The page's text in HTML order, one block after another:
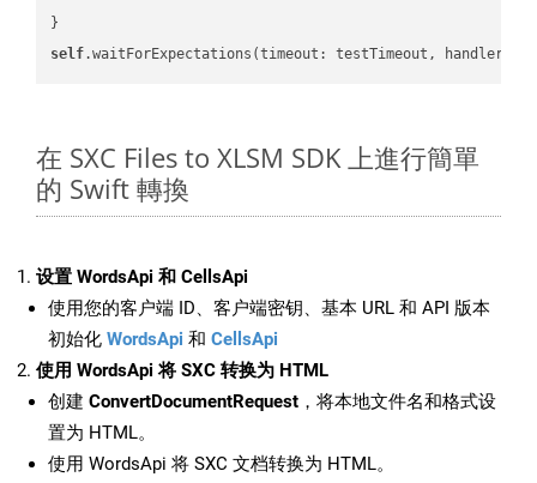
self.waitForExpectations(timeout: testTimeout, handler:
在 SXC Files to XLSM SDK 上進行簡單
的 Swift 轉換
设置 WordsApi 和 CellsApi
使用您的客户端 ID、客户端密钥、基本 URL 和 API 版本
初始化 WordsApi 和 CellsApi
使用 WordsApi 将 SXC 转换为 HTML
创建 ConvertDocumentRequest ，将本地文件名和格式设
置为 HTML。
使用 WordsApi 将 SXC 文档转换为 HTML。